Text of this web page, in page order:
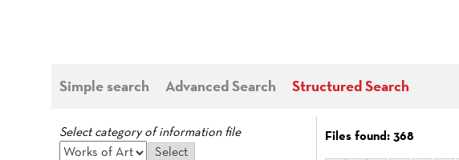
Simple search Advanced Search Structured Search
Select category of information file Files found: 368